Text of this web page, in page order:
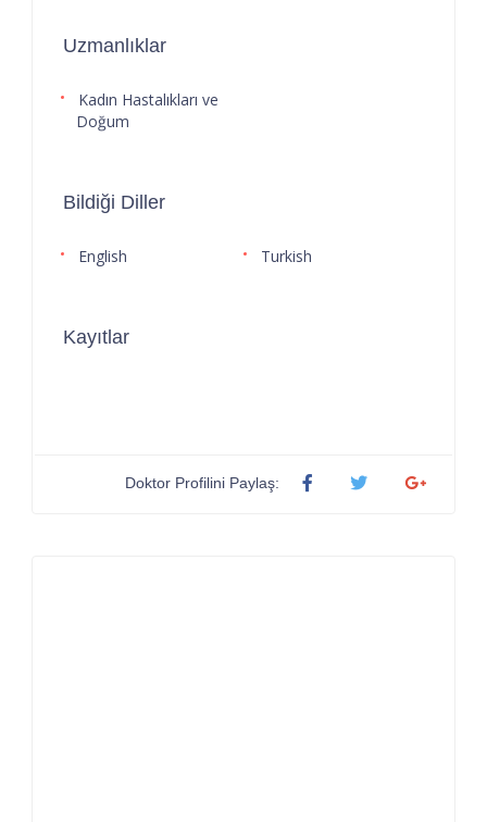
Uzmanlıklar
Kadın Hastalıkları ve
Doğum
Bildiği Diller
English Turkish
Kayıtlar
Doktor Profilini Paylaş: